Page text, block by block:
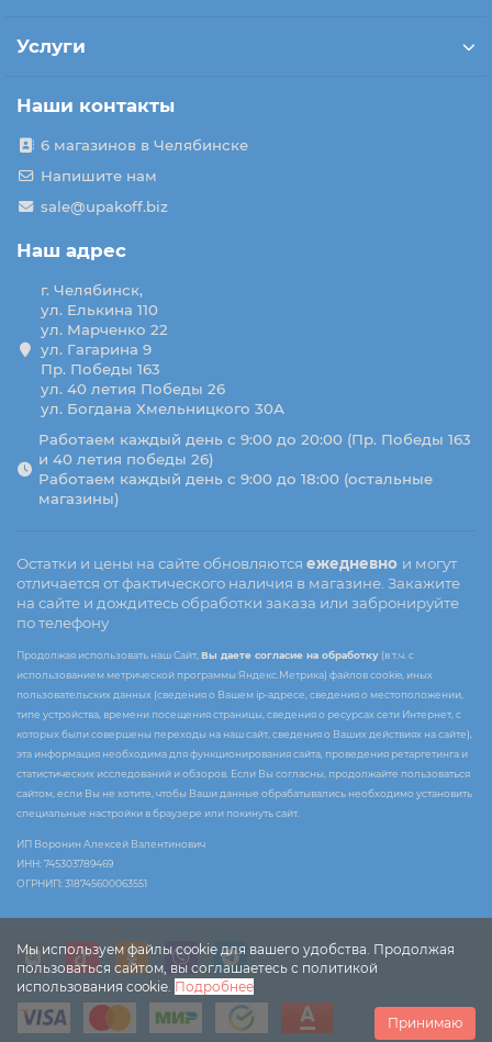
Мы используем файлы cookie для вашего удобства. Продолжая
пользоваться сайтом, вы соглашаетесь с политикой
использования cookie. Подробнее
Принимаю
Услуги
Наши контакты
6 магазинов в Челябинске
Напишите нам
sale@upakoff.biz
Наш адрес
г. Челябинск,
ул. Елькина 110
ул. Марченко 22
ул. Гагарина 9
Пр. Победы 163
ул. 40 летия Победы 26
ул. Богдана Хмельницкого 30А
Работаем каждый день с 9:00 до 20:00 (Пр. Победы 163
и 40 летия победы 26)
Работаем каждый день с 9:00 до 18:00 (остальные
магазины)
Остатки и цены на сайте обновляются ежедневно и могут
отличается от фактического наличия в магазине. Закажите
на сайте и дождитесь обработки заказа или забронируйте
по телефону
Продолжая использовать наш Сайт, Вы даете согласие на обработку (в т.ч. с
использованием метрической программы Яндекс.Метрика) файлов cookie, иных
пользовательских данных (сведения о Вашем ip-адресе, сведения о местоположении,
типе устройства, времени посещения страницы, сведения о ресурсах сети Интернет, с
которых были совершены переходы на наш сайт, сведения о Ваших действиях на сайте),
эта информация необходима для функционирования сайта, проведения ретаргетинга и
статистических исследований и обзоров. Если Вы согласны, продолжайте пользоваться
сайтом, если Вы не хотите, чтобы Ваши данные обрабатывались необходимо установить
специальные настройки в браузере или покинуть сайт.
ИП Воронин Алексей Валентинович
ИНН: 745303789469
ОГРНИП: 318745600063551